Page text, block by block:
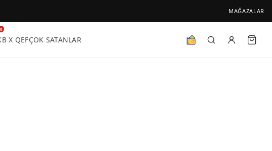
MAĞAZALAR
X QEFÇOK SATANLAR